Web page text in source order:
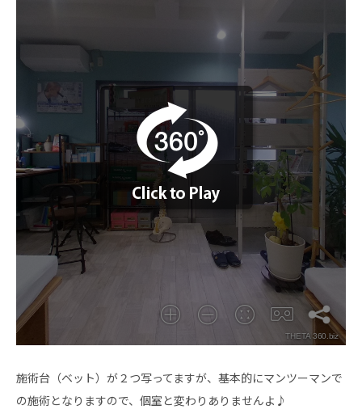
施術台（ベット）が２つ写ってますが、基本的にマンツーマンで
の施術となりますので、個室と変わりありませんよ♪